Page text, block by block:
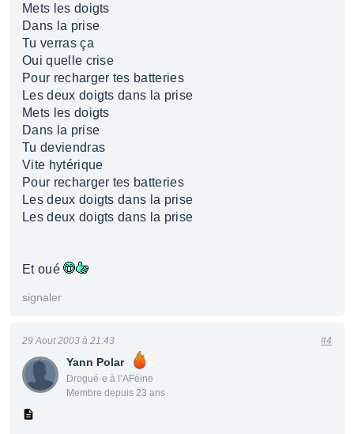
Mets les doigts
Dans la prise
Tu verras ça
Oui quelle crise
Pour recharger tes batteries
Les deux doigts dans la prise
Mets les doigts
Dans la prise
Tu deviendras
Vite hytérique
Pour recharger tes batteries
Les deux doigts dans la prise
Les deux doigts dans la prise
Et oué
signaler
Yann Polar
Drogué·e à l’AFéine
Membre depuis 23 ans
29 Aout 2003 à 21:43 #4